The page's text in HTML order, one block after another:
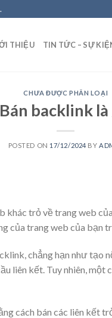
THIỆU TIN TỨC – SỰ
CHƯA ĐƯỢC PHÂN LOẠI
Bán backlink là
POSTED ON 17/12/2024 BY
trỏ về trang web
của trang web của bạn
chẳng hạn như tạo
liên kết. Tuy nhiên, một
cách bán các liên kết